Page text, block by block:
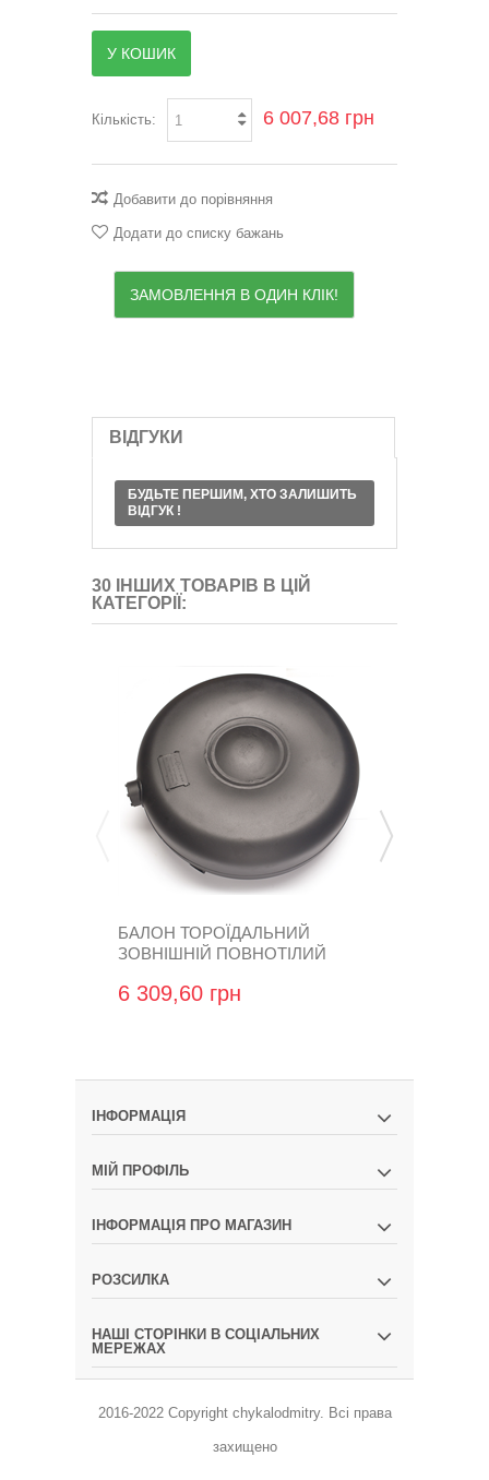
У КОШИК
Кількість: 6 007,68 грн
Добавити до порівняння
Додати до списку бажань
ЗАМОВЛЕННЯ В ОДИН КЛІК!
ВІДГУКИ
БУДЬТЕ ПЕРШИМ, ХТО ЗАЛИШИТЬ
ВІДГУК !
30 ІНШИХ ТОВАРІВ В ЦІЙ
КАТЕГОРІЇ:
БАЛОН ТОРОЇДАЛЬНИЙ
ЗОВНІШНІЙ ПОВНОТІЛИЙ
6 309,60 грн
ІНФОРМАЦІЯ
МІЙ ПРОФІЛЬ
ІНФОРМАЦІЯ ПРО МАГАЗИН
РОЗСИЛКА
НАШІ СТОРІНКИ В СОЦІАЛЬНИХ
МЕРЕЖАХ
2016-2022 Copyright chykalodmitry. Всі права
захищено